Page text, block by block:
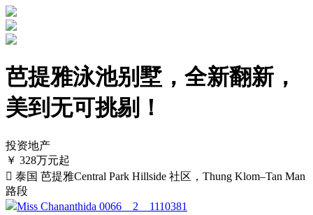
芭提雅泳池别墅，全新翻新，
美到无可挑剔！
投资地产
￥ 328万元起
 泰国 芭提雅Central Park Hillside 社区，Thung Klom–Tan Man
路段
Miss Chananthida 0066 2 1110381